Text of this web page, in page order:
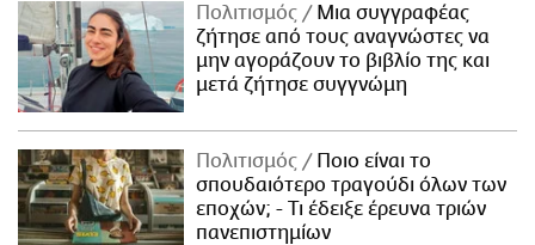
Πολιτισμός
Μια συγγραφέας
ζήτησε από τους αναγνώστες να
μην αγοράζουν το βιβλίο της και
μετά ζήτησε συγγνώμη
Πολιτισμός
Ποιο είναι το
σπουδαιότερο τραγούδι όλων των
εποχών; - Τι έδειξε έρευνα τριών
πανεπιστημίων